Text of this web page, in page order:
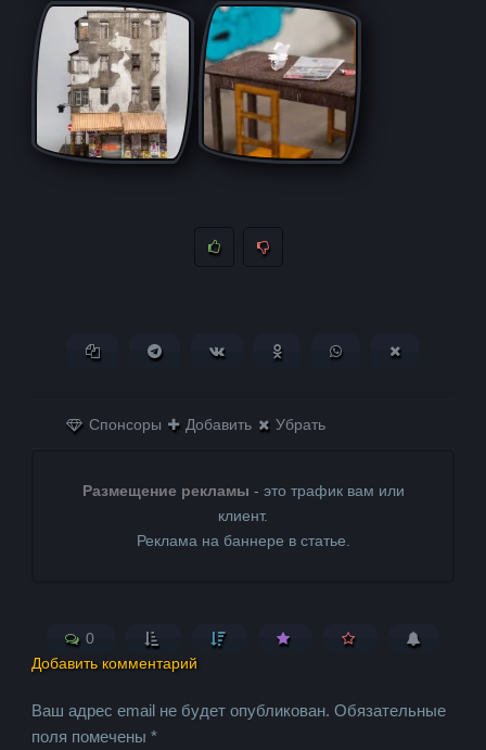
Копировать ссылкуПоделиться в Telegram
Поделиться ВКонтактеПоделиться в
Поделиться в
Спонсоры Добавить Убрать
Размещение рекламы - это трафик вам или
клиент.
Реклама на баннере в статье.
0
Добавить комментарий
Ваш адрес email не будет опубликован. Обязательные
поля помечены*